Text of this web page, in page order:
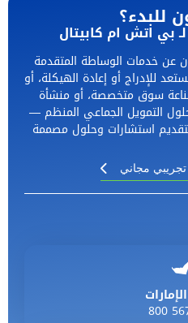
للبدء؟
بي اتش ام كابيتال
عن خدمات الوساطة المتقدمة
للإدراج أو إعادة الهيكلة، أو
سوق متخصصة، أو منشأة
التمويل الجماعي المنظم —
استشارات وحلول مصممة
مجاني
800